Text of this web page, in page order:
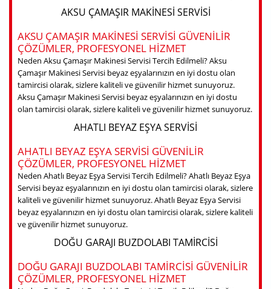
AKSU ÇAMAŞIR MAKINESI SERVISI
AKSU ÇAMAŞIR MAKINESI SERVISI GÜVENILIR
ÇÖZÜMLER, PROFESYONEL HIZMET
Neden Aksu Çamaşır Makinesi Servisi Tercih Edilmeli? Aksu
Çamaşır Makinesi Servisi beyaz eşyalarınızın en iyi dostu olan
tamircisi olarak, sizlere kaliteli ve güvenilir hizmet sunuyoruz.
Aksu Çamaşır Makinesi Servisi beyaz eşyalarınızın en iyi dostu
olan tamircisi olarak, sizlere kaliteli ve güvenilir hizmet sunuyoruz.
AHATLI BEYAZ EŞYA SERVISI
AHATLI BEYAZ EŞYA SERVISI GÜVENILIR
ÇÖZÜMLER, PROFESYONEL HIZMET
Neden Ahatlı Beyaz Eşya Servisi Tercih Edilmeli? Ahatlı Beyaz Eşya
Servisi beyaz eşyalarınızın en iyi dostu olan tamircisi olarak, sizlere
kaliteli ve güvenilir hizmet sunuyoruz. Ahatlı Beyaz Eşya Servisi
beyaz eşyalarınızın en iyi dostu olan tamircisi olarak, sizlere kaliteli
ve güvenilir hizmet sunuyoruz.
DOĞU GARAJI BUZDOLABI TAMIRCISI
DOĞU GARAJI BUZDOLABI TAMIRCISI GÜVENILIR
ÇÖZÜMLER, PROFESYONEL HIZMET